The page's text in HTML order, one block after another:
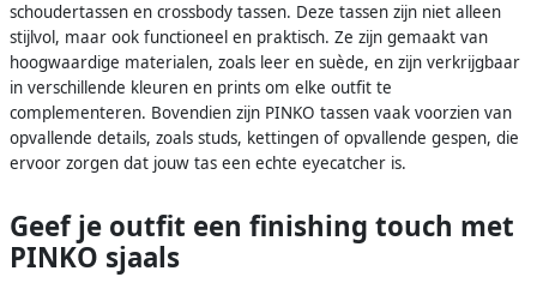
schoudertassen en crossbody tassen. Deze tassen zijn niet alleen
stijlvol, maar ook functioneel en praktisch. Ze zijn gemaakt van
hoogwaardige materialen, zoals leer en suède, en zijn verkrijgbaar
in verschillende kleuren en prints om elke outfit te
complementeren. Bovendien zijn PINKO tassen vaak voorzien van
opvallende details, zoals studs, kettingen of opvallende gespen, die
ervoor zorgen dat jouw tas een echte eyecatcher is.
Geef je outfit een finishing touch met
PINKO sjaals